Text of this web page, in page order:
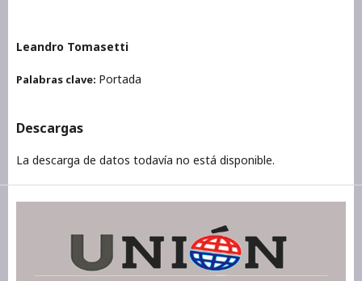
Leandro Tomasetti
Palabras clave: Portada
Descargas
La descarga de datos todavía no está disponible.